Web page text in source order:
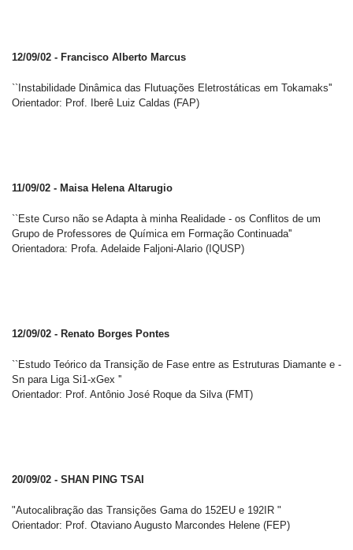
12/09/02 - Francisco Alberto Marcus
``Instabilidade Dinâmica das Flutuações Eletrostáticas em Tokamaks''
Orientador: Prof. Iberê Luiz Caldas (FAP)
11/09/02 - Maisa Helena Altarugio
``Este Curso não se Adapta à minha Realidade - os Conflitos de um
Grupo de Professores de Química em Formação Continuada''
Orientadora: Profa. Adelaide Faljoni-Alario (IQUSP)
12/09/02 - Renato Borges Pontes
``Estudo Teórico da Transição de Fase entre as Estruturas Diamante e -
Sn para Liga Si1-xGex ''
Orientador: Prof. Antônio José Roque da Silva (FMT)
20/09/02 - SHAN PING TSAI
"Autocalibração das Transições Gama do 152EU e 192IR "
Orientador: Prof. Otaviano Augusto Marcondes Helene (FEP)